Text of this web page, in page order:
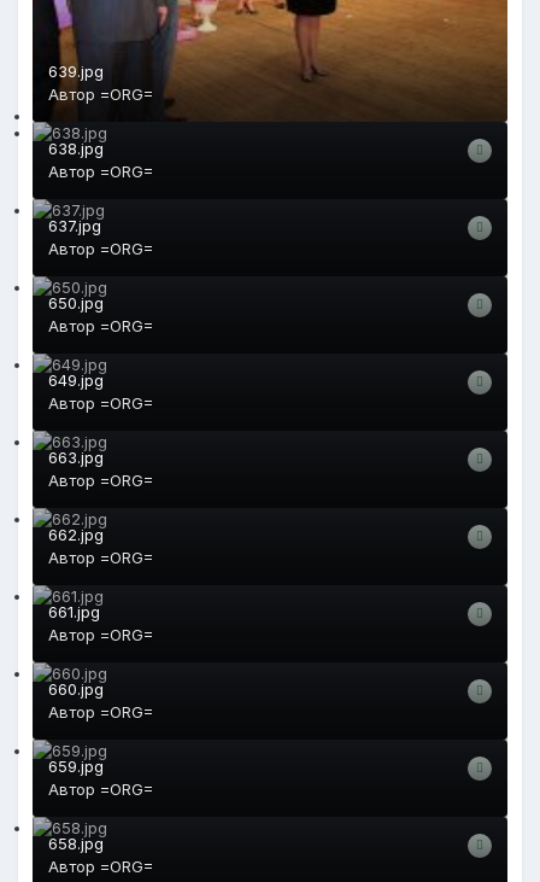
639.jpg
Автор =ORG=
638.jpg
Автор =ORG=
637.jpg
Автор =ORG=
650.jpg
Автор =ORG=
649.jpg
Автор =ORG=
663.jpg
Автор =ORG=
662.jpg
Автор =ORG=
661.jpg
Автор =ORG=
660.jpg
Автор =ORG=
659.jpg
Автор =ORG=
658.jpg
Автор =ORG=